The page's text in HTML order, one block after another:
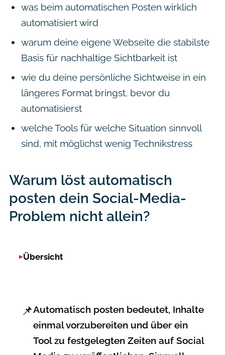
was beim automatischen Posten wirklich
automatisiert wird
warum deine eigene Webseite die stabilste
Basis für nachhaltige Sichtbarkeit ist
wie du deine persönliche Sichtweise in ein
längeres Format bringst, bevor du
automatisierst
welche Tools für welche Situation sinnvoll
sind, mit möglichst wenig Technikstress
Warum löst automatisch
posten dein Social-Media-
Problem nicht allein?
Übersicht
📌Automatisch postenbedeutet, Inhalte
einmal vorzubereiten und über ein
Tool zu festgelegten Zeiten auf Social